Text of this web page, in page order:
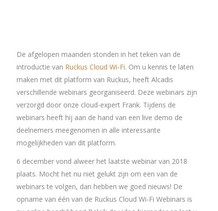
De afgelopen maanden stonden in het teken van de
introductie van Ruckus Cloud Wi-Fi. Om u kennis te laten
maken met dit platform van Ruckus, heeft Alcadis
verschillende webinars georganiseerd. Deze webinars zijn
verzorgd door onze cloud-expert Frank. Tijdens de
webinars heeft hij aan de hand van een live demo de
deelnemers meegenomen in alle interessante
mogelijkheden van dit platform.
6 december vond alweer het laatste webinar van 2018
plaats. Mocht het nu niet gelukt zijn om een van de
webinars te volgen, dan hebben we goed nieuws! De
opname van één van de Ruckus Cloud Wi-Fi Webinars is